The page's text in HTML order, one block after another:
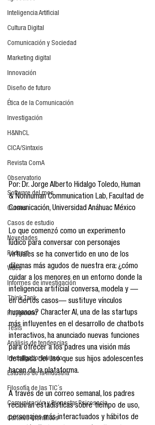
Inteligencia Artificial
Cultura Digital
Comunicación y Sociedad
Marketing digital
Innovación
Diseño de futuro
Ética de la Comunicación
Investigación
H&NhCL
CICA/Sintaxis
Revista ComA
Observatorio
Software del mes
Cursos
Casos de estudio
Novedades
Podcast
Video
Informes de investigación
Think Tank
Playground
Tesis
Análisis de tendencias
Investigador Invitado
Estudios de la industria
Filosofía de las TIC´s
Comunicación y Bienestar Psicosocia
Carteles Científicos
Por: Dr. Jorge Alberto Hidalgo Toledo, Human
& Nonhuman Communication Lab, Facultad de
Comunicación, Universidad Anáhuac México
Lo que comenzó como un experimento
lúdico para conversar con personajes
virtuales se ha convertido en uno de los
dilemas más agudos de nuestra era: ¿cómo
cuidar a los menores en un entorno donde la
inteligencia artificial conversa, modela y —
en ciertos casos— sustituye vínculos
humanos? Character AI, una de las startups
más influyentes en el desarrollo de chatbots
interactivos, ha anunciado nuevas funciones
para ofrecer a los padres una visión más
detallada del uso que sus hijos adolescentes
hacen de la plataforma.
A través de un correo semanal, los padres
recibirán estadísticas sobre tiempo de uso,
personajes más interactuados y hábitos de